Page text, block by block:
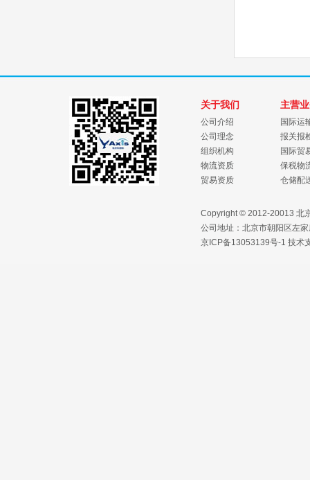
关于我们
公司介绍
公司理念
组织机构
物流资质
贸易资质
主营
国际运
报关报
国际贸
保税物
仓储配
Copyright © 2012-20013 北
公司地址：北京市朝阳区左
京ICP备13053139号-1 技术